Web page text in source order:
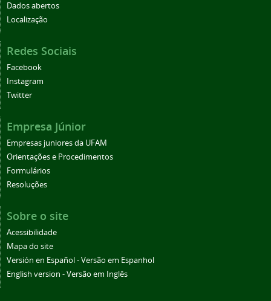
Dados abertos
Localização
Redes Sociais
Facebook
Instagram
Twitter
Empresa Júnior
Empresas juniores da UFAM
Orientações e Procedimentos
Formulários
Resoluções
Sobre o site
Acessibilidade
Mapa do site
Versión en Español - Versão em Espanhol
English version - Versão em Inglês